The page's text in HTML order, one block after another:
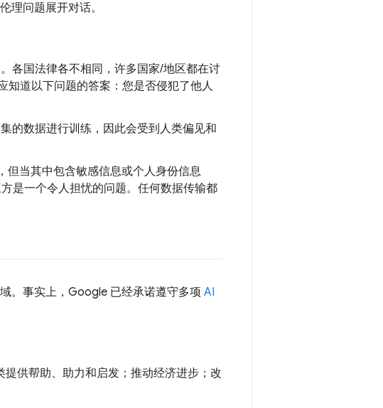
理问题展开对话。
各国法律各不相同，许多国家/地区都在讨
知道以下问题的答案：您是否侵犯了他人
的数据进行训练，因此会受到人类偏见和
但当其中包含敏感信息或个人身份信息
是一个令人担忧的问题。任何数据传输都
。事实上，Google 已经承诺遵守多项 AI
供帮助、助力和启发；推动经济进步；改